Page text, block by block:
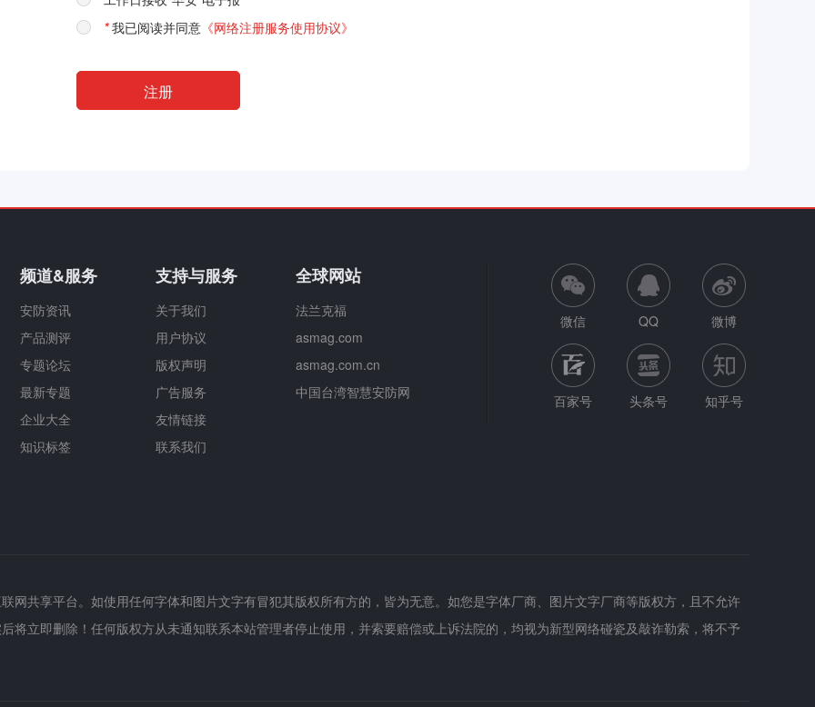
*我已阅读并同意 《网络注册服务使用协议》
频道&服务
安防资讯
产品测评
专题论坛
最新专题
企业大全
知识标签
支持与服务
关于我们
用户协议
版权声明
广告服务
友情链接
联系我们
全球网站
法兰克福
asmag.com
asmag.com.cn
中国台湾智慧安防网
微信 QQ 微博
百家号 头条号 知乎号
网共享平台。如使用任何字体和图片文字有冒犯其版权所有方的，皆为无意。如您是字体厂商、图片文字厂商等版权方，且不允许
将立即删除！任何版权方从未通知联系本站管理者停止使用，并索要赔偿或上诉法院的，均视为新型网络碰瓷及敲诈勒索，将不予